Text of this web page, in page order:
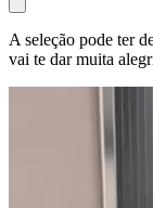
A seleção pode ter
vai te dar muita